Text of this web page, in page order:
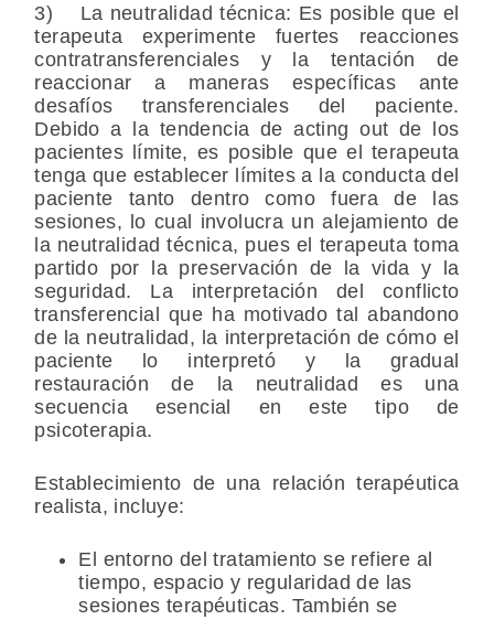
3) La neutralidad técnica: Es posible que el
terapeuta experimente fuertes reacciones
contratransferenciales y la tentación de
reaccionar a maneras específicas ante
desafíos transferenciales del paciente.
Debido a la tendencia de acting out de los
pacientes límite, es posible que el terapeuta
tenga que establecer límites a la conducta del
paciente tanto dentro como fuera de las
sesiones, lo cual involucra un alejamiento de
la neutralidad técnica, pues el terapeuta toma
partido por la preservación de la vida y la
seguridad. La interpretación del conflicto
transferencial que ha motivado tal abandono
de la neutralidad, la interpretación de cómo el
paciente lo interpretó y la gradual
restauración de la neutralidad es una
secuencia esencial en este tipo de
psicoterapia.
Establecimiento de una relación terapéutica
realista, incluye:
El entorno del tratamiento se refiere al
tiempo, espacio y regularidad de las
sesiones terapéuticas. También se